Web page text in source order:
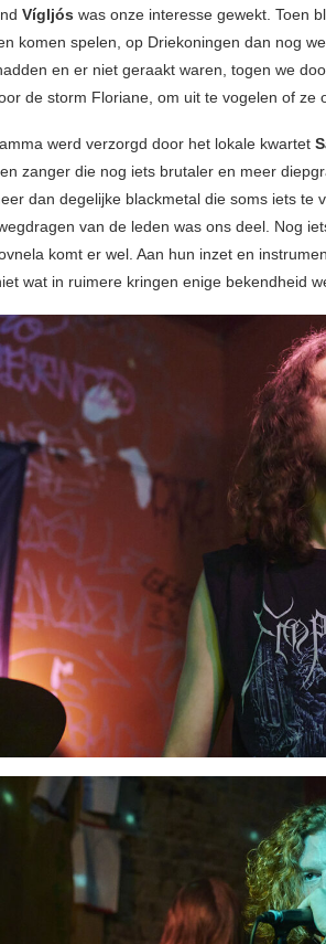
Vígljós was onze interesse gewekt. Toen
komen spelen, op Driekoningen dan nog
en er niet geraakt waren, togen we
de storm Floriane, om uit te vogelen of ze
werd verzorgd door het lokale kwartet
zanger die nog iets brutaler en meer
dan degelijke blackmetal die soms iets te
van de leden was ons deel. Nog
komt er wel. Aan hun inzet en
wat in ruimere kringen enige bekendheid